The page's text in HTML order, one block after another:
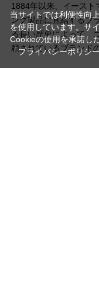
1884年以来、イースト
ング製品に直結するブ
る長い歴史によって、
頼されているブランド
当サイトでは利便性向
を使用しています。サ
Cookieの使用を承諾し
「プライバシーポリシ